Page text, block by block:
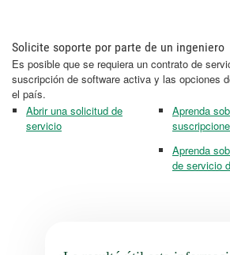
Solicite soporte por parte de un ingeniero
Es posible que se requiera un contrato de
suscripción de software activa y las opciones
el país.
Abrir una solicitud de
servicio
Aprenda
Aprenda
de servicio